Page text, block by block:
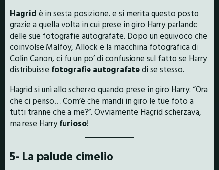
Hagrid è in sesta posizione, e si merita questo posto
grazie a quella volta in cui prese in giro Harry parlando
delle sue fotografie autografate. Dopo un equivoco che
coinvolse Malfoy, Allock e la macchina fotografica di
Colin Canon, ci fu un po’ di confusione sul fatto se Harry
distribuisse fotografie autografatedi se stesso.
Hagrid si unì allo scherzo quando prese in giro Harry: “Ora
che ci penso… Com’è che mandi in giro le tue foto a
tutti tranne che a me?”. Ovviamente Hagrid scherzava,
ma rese Harryfurioso!
5- La palude cimelio